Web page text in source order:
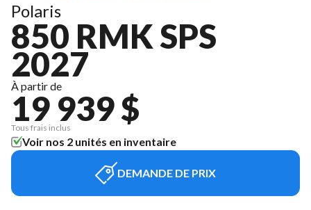
Polaris
850 RMK SPS
2027
À partir de
19 939 $
Tous frais inclus
Voir nos 2 unités en inventaire
DEMANDE DE PRIX